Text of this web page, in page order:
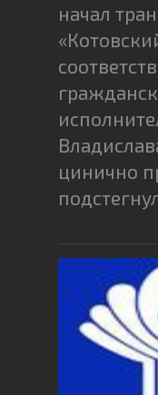
начал
цинично